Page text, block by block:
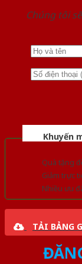
Chúng tôi
Khuyến
Quà tặng
Giảm trực
Nhiều ưu
TẢI BẢNG